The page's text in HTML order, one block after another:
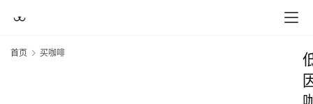
首页 买咖啡